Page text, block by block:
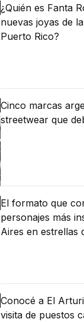
¿Quién es Fanta
nuevas joyas de
Puerto Rico?
Cinco marcas
streetwear que
El formato que
personajes más
Aires en estrellas
Conocé a El
visita de puestos